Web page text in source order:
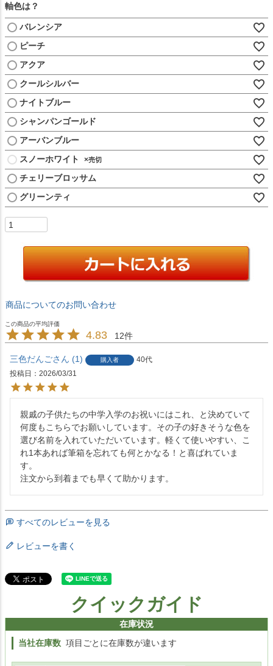
軸色は？
バレンシア
ピーチ
アクア
クールシルバー
ナイトブルー
シャンパンゴールド
アーバンブルー
スノーホワイト
×
チェリーブロッサム
グリーンティ
商品についてのお問い合わせ
4.83 12
三色だんご 1 購入者
40代
投稿日
2026/03/31
親戚の子供たちの中学入学のお祝いにはこれ、と決めていて
何度もこちらでお願いしています。その子の好きそうな色を
選び名前を入れていただいています。軽くて使いやすい、こ
れ1本あれば筆箱を忘れても何とかなる！と喜ばれていま
す。
注文から到着までも早くて助かります。
すべてのレビューを見る
レビューを書く
クイックガイド
在庫状況
当社在庫数 項目ごとに在庫数が違います